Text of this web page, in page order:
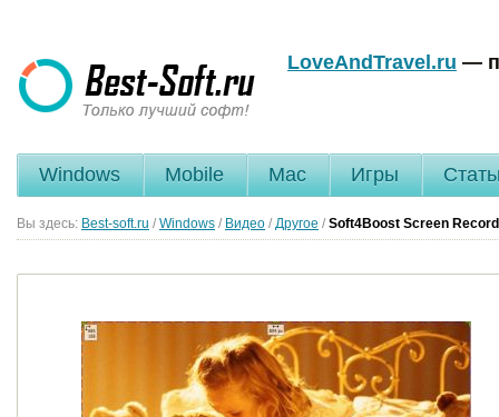
LoveAndTravel.ru —
Windows Mobile Mac Игры
Вы здесь: Best-soft.ru / Windows / Видео / Другое / Soft4Boost Screen